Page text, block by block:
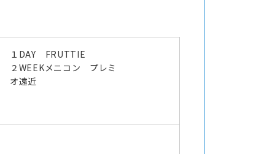
１DAY FRUTTIE
２WEEKメニコン プレミ
オ遠近